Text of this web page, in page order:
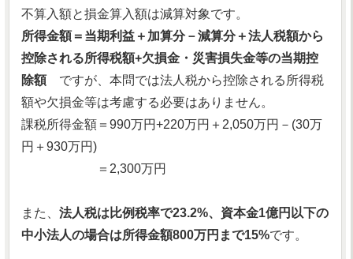
不算入額と損金算入額は減算対象です。
所得金額＝当期利益＋加算分－減算分＋法人税額から
控除される所得税額+欠損金・災害損失金等の当期控
除額ですが、本問では法人税から控除される所得税
額や欠損金等は考慮する必要はありません。
課税所得金額＝990万円+220万円＋2,050万円－(30万
円＋930万円)
＝2,300万円
また、 法人税は比例税率で23.2%、資本金1億円以下の
中小法人の場合は所得金額800万円まで15%です。